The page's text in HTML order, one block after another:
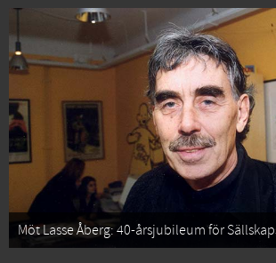
Möt Lasse Åberg: 40-årsjubileum för